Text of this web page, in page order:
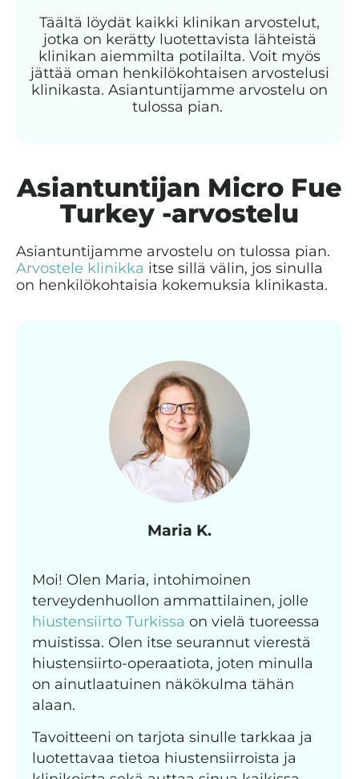
Täältä löydät kaikki klinikan arvostelut,
jotka on kerätty luotettavista lähteistä
klinikan aiemmilta potilailta. Voit myös
jättää oman henkilökohtaisen arvostelusi
klinikasta. Asiantuntijamme arvostelu on
tulossa pian.
Asiantuntijan Micro Fue
Turkey -arvostelu
Asiantuntijamme arvostelu on tulossa pian.
Arvostele klinikka itse sillä välin, jos sinulla
on henkilökohtaisia kokemuksia klinikasta.
Maria K.
Moi! Olen Maria, intohimoinen
terveydenhuollon ammattilainen, jolle
hiustensiirto Turkissa on vielä tuoreessa
muistissa. Olen itse seurannut vierestä
hiustensiirto-operaatiota, joten minulla
on ainutlaatuinen näkökulma tähän
alaan.
Tavoitteeni on tarjota sinulle tarkkaa ja
luotettavaa tietoa hiustensiirroista ja